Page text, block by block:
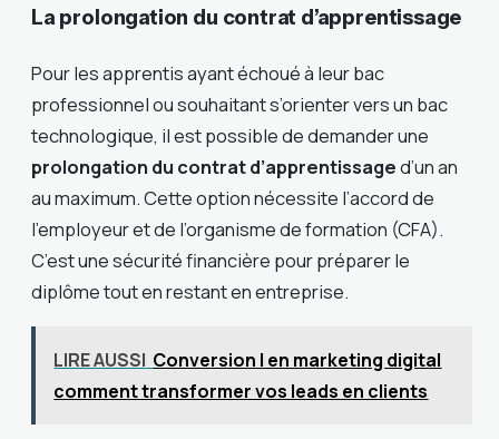
La prolongation du contrat d’apprentissage
Pour les apprentis ayant échoué à leur bac
professionnel ou souhaitant s’orienter vers un bac
technologique, il est possible de demander une
prolongation du contrat d’apprentissaged’un an
au maximum. Cette option nécessite l’accord de
l’employeur et de l’organisme de formation (CFA).
C’est une sécurité financière pour préparer le
diplôme tout en restant en entreprise.
LIRE AUSSI Conversion l en marketing digital
comment transformer vos leads en clients